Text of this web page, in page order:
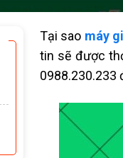
Tại sao máy
tin sẽ được
0988.230.233